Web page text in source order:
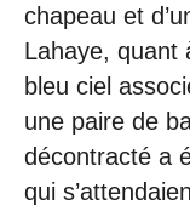
chapeau et
Lahaye, quant
bleu ciel
une paire de
décontracté a
qui